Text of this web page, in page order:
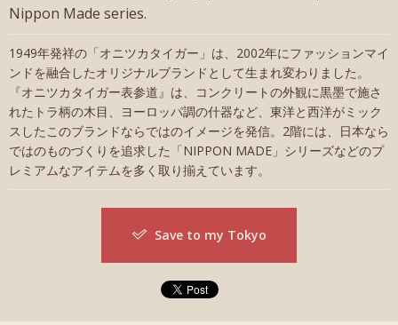
Nippon Made series.
1949年発祥の「オニツカタイガー」は、2002年にファッションマイ
ンドを融合したオリジナルブランドとして生まれ変わりました。
『オニツカタイガー表参道』は、コンクリートの外観に黒墨で施さ
れたトラ柄の木目、ヨーロッパ調の什器など、東洋と西洋がミック
スしたこのブランドならではのイメージを発信。2階には、日本なら
ではのものづくりを追求した「NIPPON MADE」シリーズなどのプ
レミアムなアイテムを多く取り揃えています。
Save to my Tokyo